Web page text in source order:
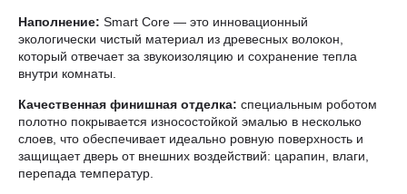
Наполнение: Smart Core — это инновационный
экологически чистый материал из древесных волокон,
который отвечает за звукоизоляцию и сохранение тепла
внутри комнаты.
Качественная финишная отделка: специальным роботом
полотно покрывается износостойкой эмалью в несколько
слоев, что обеспечивает идеально ровную поверхность и
защищает дверь от внешних воздействий: царапин, влаги,
перепада температур.